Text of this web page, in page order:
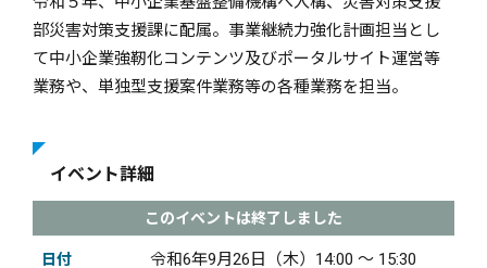
部災害対策支援課に配属。事業継続力強化計画担当とし
て中小企業強靭化コンテンツ及びポータルサイト運営等
業務や、単独型支援案件業務等の各種業務を担当。
イベント詳細
このイベントは終了しました
日付 令和6年9月26日（木）14:00 ～ 15:30